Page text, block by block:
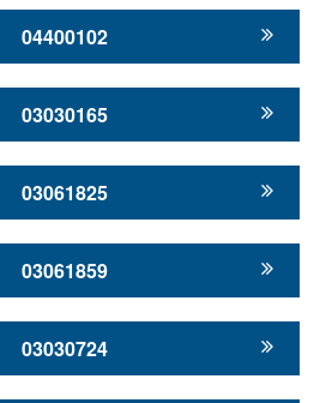
04400102
03030165
03061825
03061859
03030724